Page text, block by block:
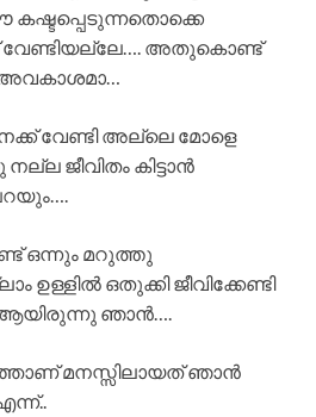
കഷ്ടപ്പെടുന്നതൊക്കെ
വേണ്ടിയല്ലേ…. അതുകൊണ്ട്
വേണ്ടി അല്ലെ മോളെ
ജീവിതം കിട്ടാൻ
ഒന്നും മറുത്തു
ഉള്ളിൽ ഒതുക്കി ജീവിക്കേണ്ടി
ഞാൻ….
മനസ്സിലായത് ഞാൻ